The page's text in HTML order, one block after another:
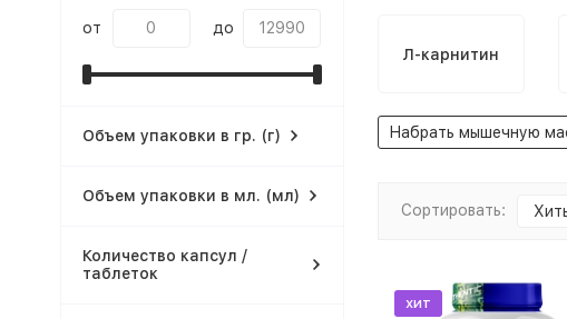
Л-карнитин
Набрать мышечную
Сортировать:
хит
от до
Объем упаковки в гр. (г)
Объем упаковки в мл. (мл)
Количество капсул /
таблеток